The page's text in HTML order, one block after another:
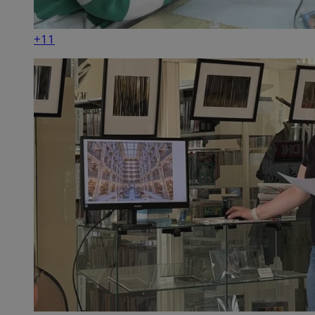
+11
.simpli.fi
INGRESSCOOKIE
NGINX Inc.
bh.contextweb.com
CookieScriptConsent
CookieScript
m-ce.pl